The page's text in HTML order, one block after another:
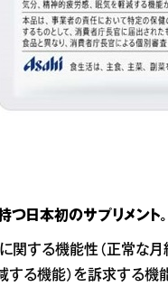
日本初のサプリメント。
に関する機能性（正常
する機能）を訴求する機